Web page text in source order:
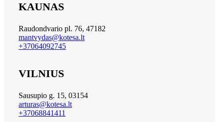
KAUNAS
Raudondvario pl. 76, 47182
mantvydas@kotesa.lt
+37064092745
VILNIUS
Sausupio g. 15, 03154
arturas@kotesa.lt
+37068841411